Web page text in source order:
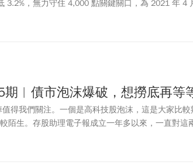
3.2%，無力守住 4,000 點關鍵關口，為 2021 年 4
直接摜破萬六大關，下殺超過300點，台積電股價
︱債市泡沫爆破，想撈底再等
得我們關注。一個是高科技股泡沫，這是大家比較
陌生。存股助理電子報成立一年多以來，一直對這
我們無關，卻是一堂值得好好記取教訓的教材。